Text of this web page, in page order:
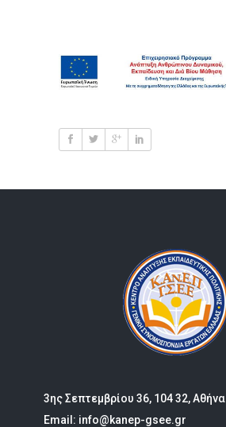
3ης Σεπτεμβρίου 36, 104 32, Αθήνα
Email: info@kanep-gsee.gr